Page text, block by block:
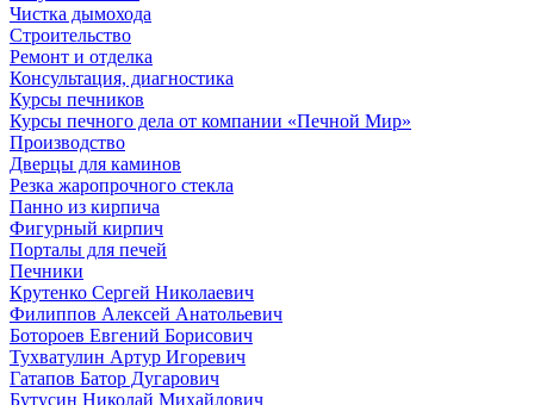
Чистка дымохода
Строительство
Ремонт и отделка
Консультация, диагностика
Курсы печников
Курсы печного дела от компании «Печной Мир»
Производство
Дверцы для каминов
Резка жаропрочного стекла
Панно из кирпича
Фигурный кирпич
Порталы для печей
Печники
Крутенко Сергей Николаевич
Филиппов Алексей Анатольевич
Ботороев Евгений Борисович
Тухватулин Артур Игоревич
Гатапов Батор Дугарович
Бутусин Николай Михайлович